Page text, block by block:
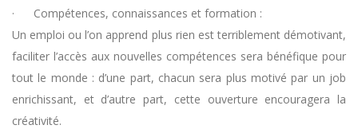
· Compétences, connaissances et formation :
Un emploi ou l’on apprend plus rien est terriblement démotivant,
faciliter l’accès aux nouvelles compétences sera bénéfique pour
tout le monde : d’une part, chacun sera plus motivé par un job
enrichissant, et d’autre part, cette ouverture encouragera la
créativité.